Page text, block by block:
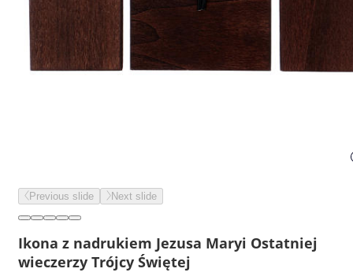
Previous slide Next slide
Ikona z nadrukiem Jezusa Maryi Ostatniej
wieczerzy Trójcy Świętej